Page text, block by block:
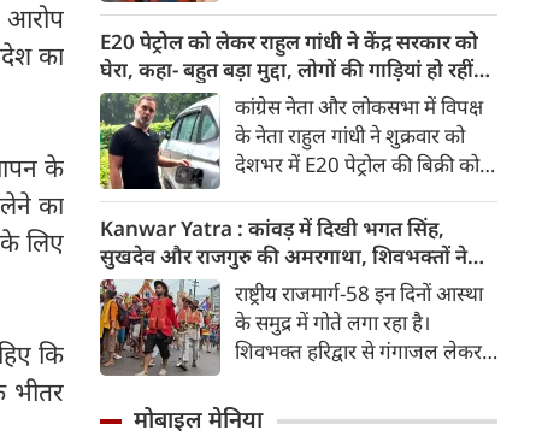
आरोप
का
के
का
लिए
कि
भीतर
कंगना रनौत ने Gen Z को भारत की
‘सबसे बड़ी ताकत’ बताया है।
प्रयागराज में युवाओं से बात करेंगे
राहुल गांधी। बुजुर्ग पेंशनभोगियों का
केन्द्र सरकार को अल्टीमेटम। 8
अगस्त की बड़ी खबरें :
E20 पेट्रोल को लेकर राहुल गांधी ने केंद्र सरकार को
घेरा, कहा- बहुत बड़ा मुद्दा, लोगों की गाड़ियां हो रहीं
खराब, BJP ने बताया खराब पटकथा
कांग्रेस नेता और लोकसभा में विपक्ष
के नेता राहुल गांधी ने शुक्रवार को
देशभर में E20 पेट्रोल की बिक्री को
दिया। उन्होंने E20 को ‘बहुत बड़ा
मुद्दा’ बताते हुए आरोप लगाया कि
इसके इस्तेमाल से वाहनों को नुकसान
हो रहा है और इसका आर्थिक बोझ
आम उपभोक्ताओं पर पड़ रहा है।
Kanwar Yatra : कांवड़ में दिखी भगत सिंह,
सुखदेव और राजगुरु की अमरगाथा, शिवभक्तों ने
अनोखे अंदाज में दी श्रद्धांजलिराष्ट्रीय राजमार्ग-58 इन दिनों आस्था
के समुद्र में गोते लगा रहा है।
शिवभक्त हरिद्वार से गंगाजल लेकर
है। लाखों शिवभक्तों के बीच रंग-
मोबाइल मेनिया